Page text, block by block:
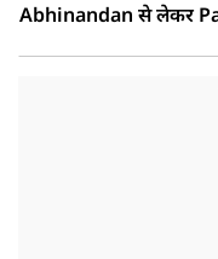
Abhinandan से लेकर